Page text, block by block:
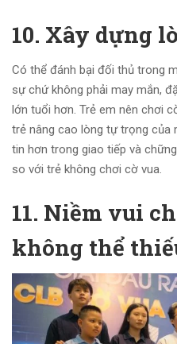
10. Xây dựng
Có thể đánh bại đối thủ trong
sự chứ không phải may mắn,
lớn tuổi hơn. Trẻ em nên chơi
trẻ nâng cao lòng tự trọng của
tin hơn trong giao tiếp và
so với trẻ không chơi cờ vua.
11. Niềm vui
không thể